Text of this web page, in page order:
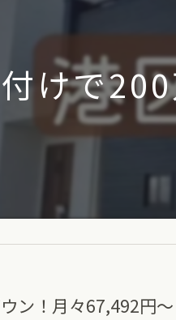
けで
ン！月々67,492円〜